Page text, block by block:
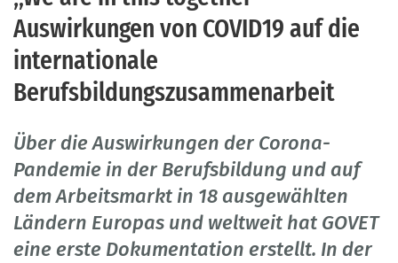
Auswirkungen von COVID19 auf die
internationale
Berufsbildungszusammenarbeit
Über die Auswirkungen der Corona-
Pandemie in der Berufsbildung und auf
dem Arbeitsmarkt in 18 ausgewählten
Ländern Europas und weltweit hat GOVET
eine erste Dokumentation erstellt. In der